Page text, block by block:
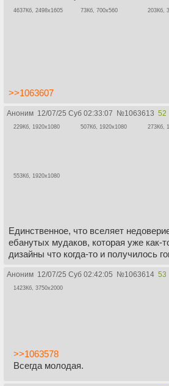
4637Кб, 2498x1605 73Кб, 700x560 203Кб,
>>1063607
Аноним 12/07/25 Суб 02:33:07 №1063613 52
229Кб, 1920x1080 507Кб, 1920x1080 273Кб,
553Кб, 1920x1080
Единственное, что вселяет
ебанутых мудаков, которая уже как-
дизайны что когда-то и получилось
Аноним 12/07/25 Суб 02:42:05 №1063614 53
1423Кб, 3750x2000
>>1063578
Всегда молодая.